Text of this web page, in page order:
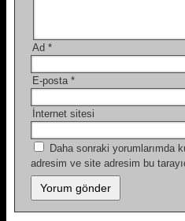
Ad *
E-posta *
İnternet sitesi
Daha sonraki yorumlarımda
adresim ve site adresim bu